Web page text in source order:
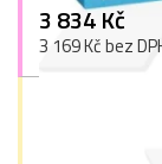
3 834 Kč
3 169 Kč bez